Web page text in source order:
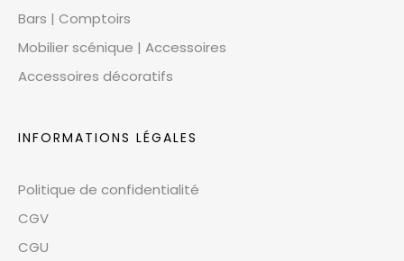
Bars | Comptoirs
Mobilier scénique | Accessoires
Accessoires décoratifs
INFORMATIONS LÉGALES
Politique de confidentialité
CGV
CGU